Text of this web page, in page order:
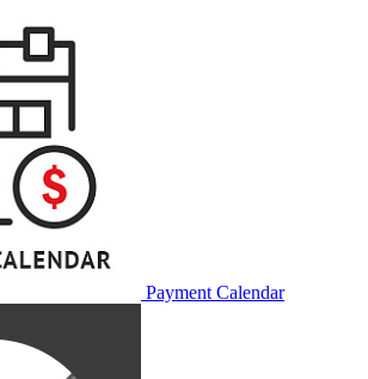
Payment Calendar